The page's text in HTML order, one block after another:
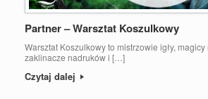
Partner – Warsztat Koszulkowy
Warsztat Koszulkowy to mistrzowie igły, magicy
zaklinacze nadruków i […]
Czytaj dalej